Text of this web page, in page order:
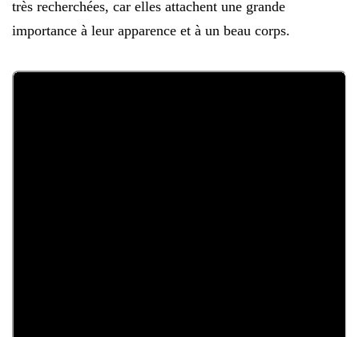
très recherchées, car elles attachent une grande
importance à leur apparence et à un beau corps.